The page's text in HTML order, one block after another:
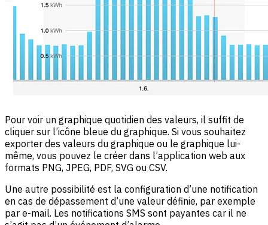
Pour voir un graphique quotidien des valeurs, il suffit de
cliquer sur l’icône bleue du graphique. Si vous souhaitez
exporter des valeurs du graphique ou le graphique lui-
même, vous pouvez le créer dans l’application web aux
formats PNG, JPEG, PDF, SVG ou CSV.
Une autre possibilité est la configuration d’une notification
en cas de dépassement d’une valeur définie, par exemple
par e-mail. Les notifications SMS sont payantes car il ne